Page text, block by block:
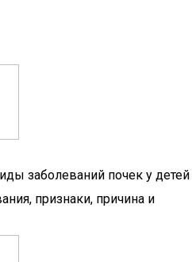
заболеваний почек у детей
признаки, причина и